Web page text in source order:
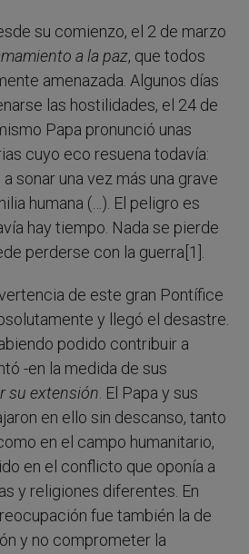
su comienzo, el 2 de marzo
a la paz, que todos
amenazada. Algunos días
las hostilidades, el 24 de
Papa pronunció unas
cuyo eco resuena todavía:
sonar una vez más una grave
humana (…). El peligro es
hay tiempo. Nada se pierde
perderse con la guerra[1].
de este gran Pontífice
y llegó el desastre.
podido contribuir a
-en la medida de sus
su extensión. El Papa y sus
en ello sin descanso, tanto
en el campo humanitario,
en el conflicto que oponía a
y religiones diferentes. En
fue también la de
y no comprometer la